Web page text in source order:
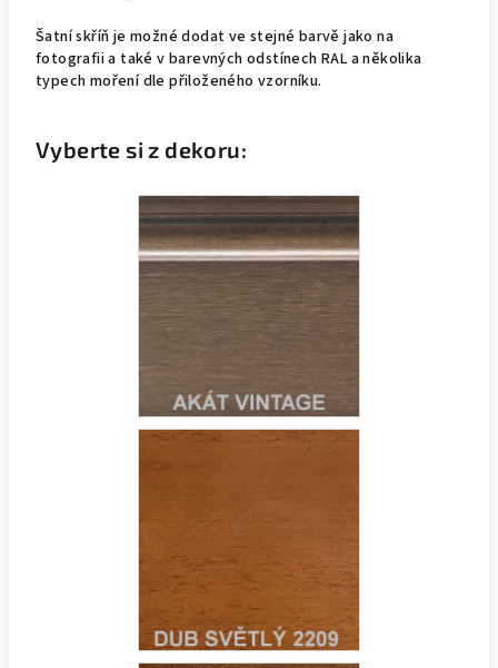
Šatní skříň je možné dodat ve stejné barvě jako na
fotografii a také v barevných odstínech RAL a několika
typech moření dle přiloženého vzorníku.
Vyberte si z dekoru: